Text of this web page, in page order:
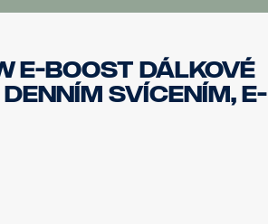
E-BOOST DÁLKOVÉ
SVÍCENÍM, E-